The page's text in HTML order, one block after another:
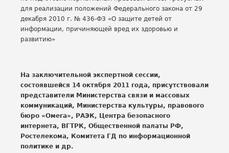
На заключительной экспертной сессии,
состоявшейся 14 октября 2011 года, присутствовали
представители Министерства связи и массовых
коммуникаций, Министерства культуры, правового
бюро «Омега», РАЭК, Центра безопасного
интернета, ВГТРК, Общественной палаты РФ,
Ростелекома, Комитета ГД по информационной
политике и др.